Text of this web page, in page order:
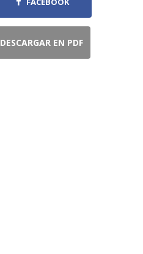
DESCARGAR EN PDF